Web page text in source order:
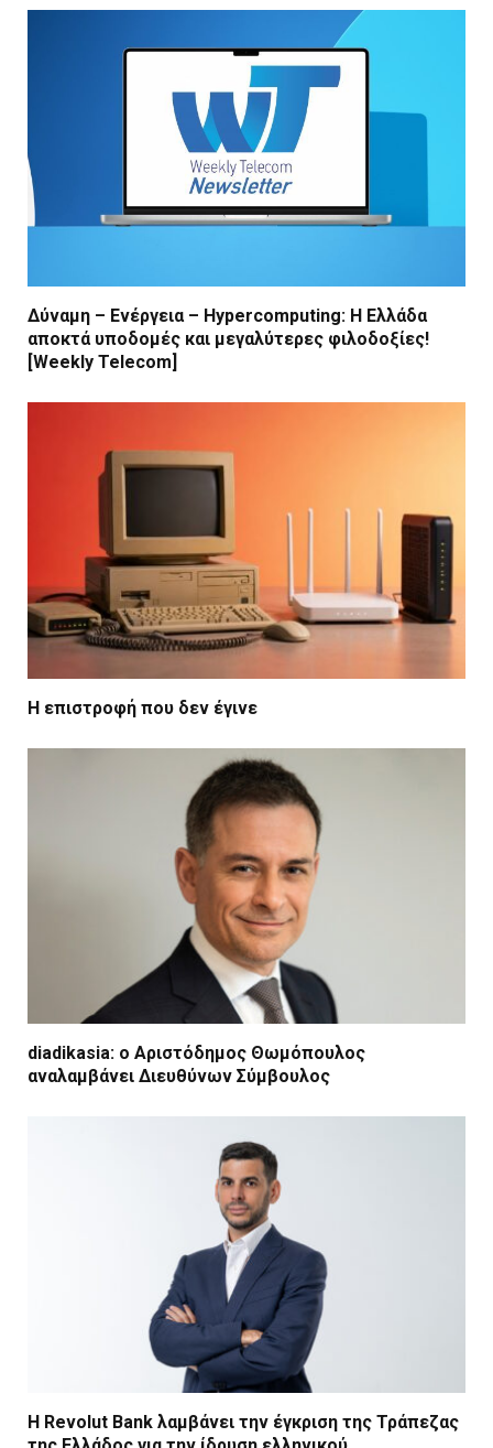
Δύναμη – Ενέργεια – Ηypercomputing: Η Ελλάδα
αποκτά υποδομές και μεγαλύτερες φιλοδοξίες!
[Weekly Telecom]
Η επιστροφή που δεν έγινε
diadikasia: ο Αριστόδημος Θωμόπουλος
αναλαμβάνει Διευθύνων Σύμβουλος
Η Revolut Bank λαμβάνει την έγκριση της Τράπεζας